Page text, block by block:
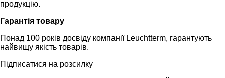
продукцію.
Гарантія товару
Понад 100 років досвіду компанії Leuchtterm, гарантують
найвищу якість товарів.
Підписатися на розсилку